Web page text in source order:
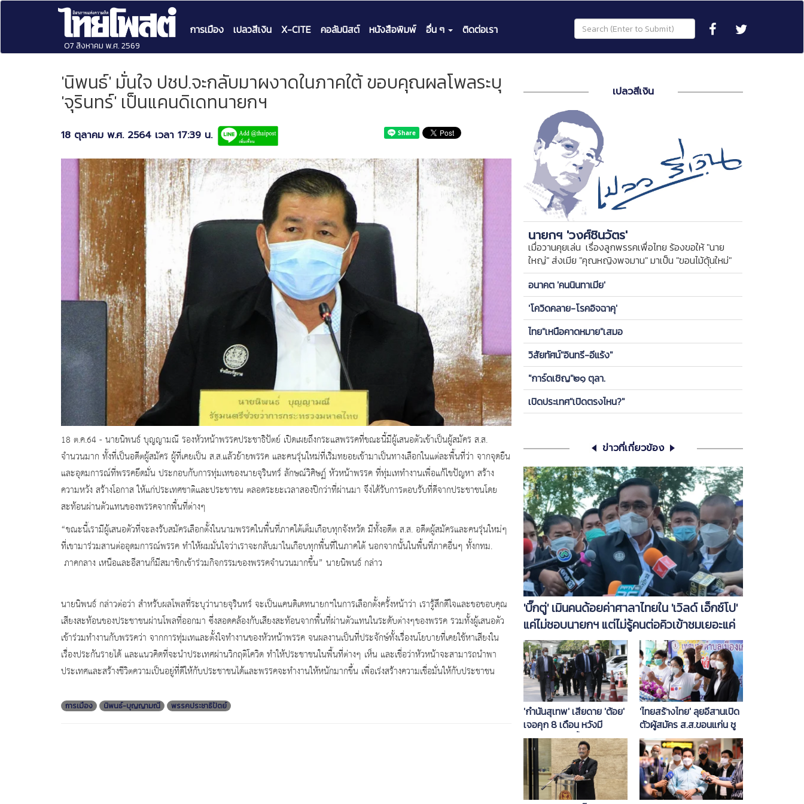
07 สิงหาคม พ.ศ. 2569
การเมือง เปลวสีเงิน X-CITE คอลัมนิสต์ หนังสือพิมพ์ อื่น ๆ ติดต่อเรา
'นิพนธ์' มั่นใจ ปชป.จะกลับมาผงาดในภาคใต้ ขอบคุณผลโพลระบุ
'จุรินทร์' เป็นแคนดิเดทนายกฯ
18 ตุลาคม พ.ศ. 2564 เวลา 17:39 น.
18 ต.ค.64 - นายนิพนธ์ บุญญามณี รองหัวหน้าพรรคประชาธิปัตย์ เปิดเผยถึงกระแสพรรคที่ขณะนี้มีผู้เสนอตัวเข้าเป็นผู้สมัคร ส.ส.
จำนวนมาก ทั้งที่เป็นอดีตผู้สมัคร ผู้ที่เคยเป็น ส.ส.แล้วย้ายพรรค และคนรุ่นใหม่ที่เริ่มทยอยเข้ามาเป็นทางเลือกในแต่ละพื้นที่ว่า จากจุดยืน
และอุดมการณ์ที่พรรคยึดมั่น ประกอบกับการทุ่มเทของนายจุรินทร์ ลักษณ์วิศิษฏ์ หัวหน้าพรรค ที่ทุ่มเททำงานเพื่อแก้ไขปัญหา สร้าง
ความหวัง สร้างโอกาส ให้แก่ประเทศชาติและประชาชน ตลอดระยะเวลาสองปีกว่าที่ผ่านมา จึงได้รับการตอบรับที่ดีจากประชาชนโดย
สะท้อนผ่านตัวแทนของพรรคจากพื้นที่ต่างๆ
“ขณะนี้เรามีผู้เสนอตัวที่จะลงรับสมัครเลือกตั้งในนามพรรคในพื้นที่ภาคใต้เต็มเกือบทุกจังหวัด มีทั้งอดีต ส.ส. อดีตผู้สมัครและคนรุ่นใหม่ๆ
ที่เขามาร่วมสานต่ออุดมการณ์พรรค ทำให้ผมมั่นใจว่าเราจะกลับมาในเกือบทุกพื้นที่ในภาคใต้ นอกจากนั้นในพื้นที่ภาคอื่นๆ ทั้งกทม.
ภาคกลาง เหนือและอีสานก็มีสมาชิกเข้าร่วมกิจกรรมของพรรคจำนวนมากขึ้น” นายนิพนธ์ กล่าว
นายนิพนธ์ กล่าวต่อว่า สำหรับผลโพลที่ระบุว่านายจุรินทร์ จะเป็นแคนดิเดทนายกฯในการเลือกตั้งครั้งหน้าว่า เรารู้สึกดีใจและขอขอบคุณ
เสียงสะท้อนของประชาชนผ่านโพลที่ออกมา ซึ่งสอดคล้องกับเสียงสะท้อนจากพื้นที่ผ่านตัวแทนในระดับต่างๆของพรรค รวมทั้งผู้เสนอตัว
เข้าร่วมทำงานกับพรรคว่า จากการทุ่มเทและตั้งใจทำงานของหัวหน้าพรรค จนผลงานเป็นที่ประจักษ์ทั้งเรื่องนโยบายที่เคยใช้หาเสียงใน
เรื่องประกันรายได้ และแนวคิดที่จะนำประเทศผ่านวิกฤติโควิด ทำให้ประชาชนในพื้นที่ต่างๆ เห็น และเชื่อว่าหัวหน้าจะสามารถนำพา
ประเทศและสร้างชีวิตความเป็นอยู่ที่ดีให้กับประชาชนได้และพรรคจะทำงานให้หนักมากขึ้น เพื่อเร่งสร้างความเชื่อมั่นให้กับประชาชน
การเมือง นิพนธ์-บุญญามณี พรรคประชาธิปัตย์
เปลวสีเงิน
นายกฯ 'วงศ์ชินวัตร'
เมื่อวานคุยเล่น เรื่องลูกพรรคเพื่อไทย ร้องขอให้ "นาย
ใหญ่" ส่งเมีย "คุณหญิงพจมาน" มาเป็น "ขอนไม้ดุ้นใหม่"
ของพรรค ให้ลูกกบ-ลูกเขียดในพรรคได้เกาะ วันนี้ ขอคุย
ซีเครียดซักนิด
อนาคต 'คนนินทาเมีย'
'โควิดคลาย-โรคอิจฉาคุ'
ไทย"เหนือคาดหมาย"เสมอ
วิสัยทัศน์"อินทรี-อีแร้ง"
"การ์ดเชิญ"๒๑ ตุลา.
เปิดประเทศ"เปิดตรงไหน?"
ข่าวที่เกี่ยวข้อง
'บิ๊กตู่' เมินคนด้อยค่าศาลาไทยใน 'เวิลด์ เอ็กซ์โป'
แค่ไม่ชอบนายกฯ แต่ไม่รู้คนต่อคิวเข้าชมเยอะแค่
ไหน
'กำนันสุเทพ' เสียดาย 'ต้อย'
เจอคุก 8 เดือน หวังมี
โอกาสรอดในชั้นศาลฎีกา
'ไทยสร้างไทย' ลุยอีสานเปิด
ตัวผู้สมัคร ส.ส.ขอนแก่น ชู
นโยบายบำนาญประชาชน
3,000 บาท